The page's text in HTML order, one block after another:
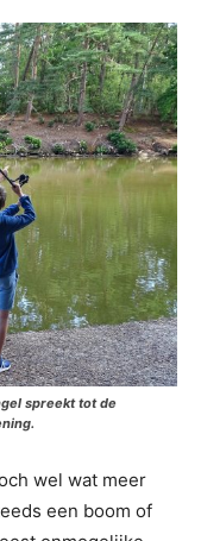
spreekt tot de
wel wat meer
een boom of